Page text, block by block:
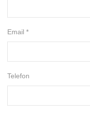
Email *
Telefon